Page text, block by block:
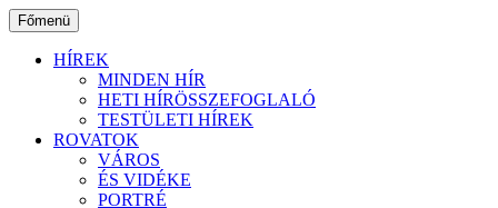
Ugrás
a
tartalomhoz
Főmenü
HÍREK
MINDEN HÍR
HETI HÍRÖSSZEFOGLALÓ
TESTÜLETI HÍREK
ROVATOK
VÁROS
ÉS VIDÉKE
PORTRÉ